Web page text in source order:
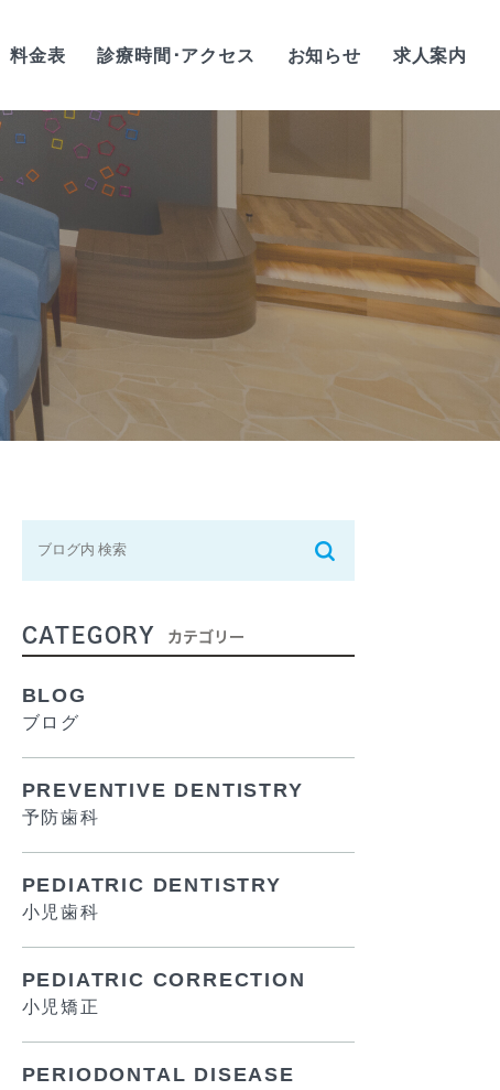
料金表 診療時間･アクセス お知らせ 求人案内
アルバイト・パート
歯科助手/正社員
CATEGORY カテゴリー
BLOG
ブログ
PREVENTIVE DENTISTRY
予防歯科
PEDIATRIC DENTISTRY
小児歯科
PEDIATRIC CORRECTION
小児矯正
PERIODONTAL DISEASE